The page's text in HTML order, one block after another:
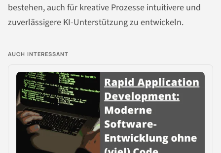
bestehen, auch für kreative Prozesse intuitivere und
zuverlässigere KI-Unterstützung zu entwickeln.
AUCH INTERESSANT